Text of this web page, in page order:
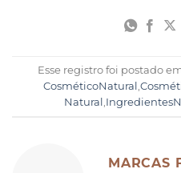
Esse registro foi postado
CosméticoNatural
Natural
MARCAS